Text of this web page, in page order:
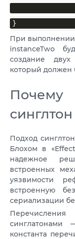
}
При выполнении
instanceTwo
создание двух
который должен
Почему
Подход
Блохом в
надежное
встроенных
уязвимости
встроенную
сериализации
синглатонами
константа